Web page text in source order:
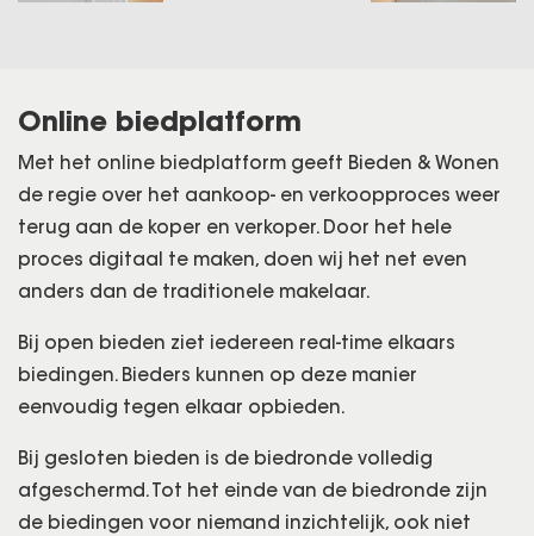
Online biedplatform
Met het online biedplatform geeft Bieden & Wonen
de regie over het aankoop- en verkoopproces weer
terug aan de koper en verkoper. Door het hele
proces digitaal te maken, doen wij het net even
anders dan de traditionele makelaar.
Bij open bieden ziet iedereen real-time elkaars
biedingen. Bieders kunnen op deze manier
eenvoudig tegen elkaar opbieden.
Bij gesloten bieden is de biedronde volledig
afgeschermd. Tot het einde van de biedronde zijn
de biedingen voor niemand inzichtelijk, ook niet